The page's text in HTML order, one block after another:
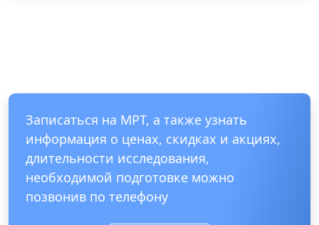
Записаться на МРТ, а также узнать
информация о ценах, скидках и акциях,
длительности исследования,
необходимой подготовке можно
позвонив по телефону